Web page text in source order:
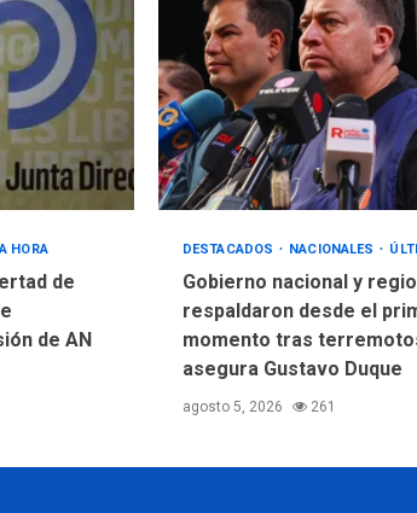
HORA
de
de AN
DESTACADOS NACIONALES
Gobierno nacional y
respaldaron desde el
momento tras
asegura Gustavo Duque
agosto 5, 2026 261